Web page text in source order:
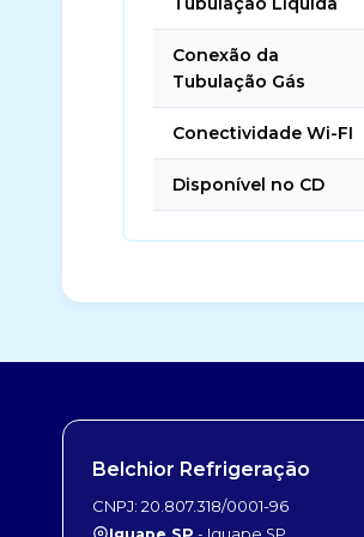
Conexão da
Tubulação Gás
Conectividade Wi-FI
Disponível no CD
Belchior Refrigeração
CNPJ: 20.807.318/0001-96